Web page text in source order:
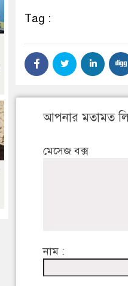
Tag :
আপনার মতামত
মেসেজ বক্স
নাম :